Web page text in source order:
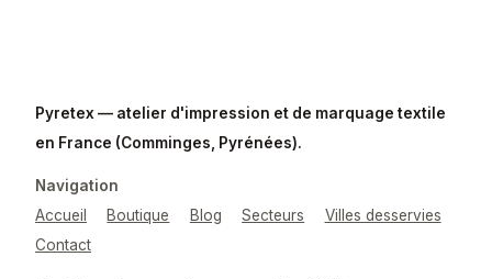
Pyretex — atelier d'impression et de marquage textile
en France (Comminges, Pyrénées).
Navigation
Accueil
Boutique Blog Secteurs
Villes desservies
Contact